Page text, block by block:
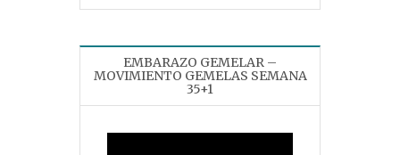
EMBARAZO GEMELAR –
MOVIMIENTO GEMELAS SEMANA
35+1